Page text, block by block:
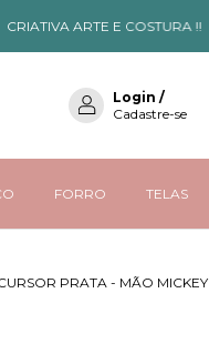
ARTE E COSTURA !!
Login /
Cadastre-se
FORRO TELAS
PRATA - MÃO MICKEY